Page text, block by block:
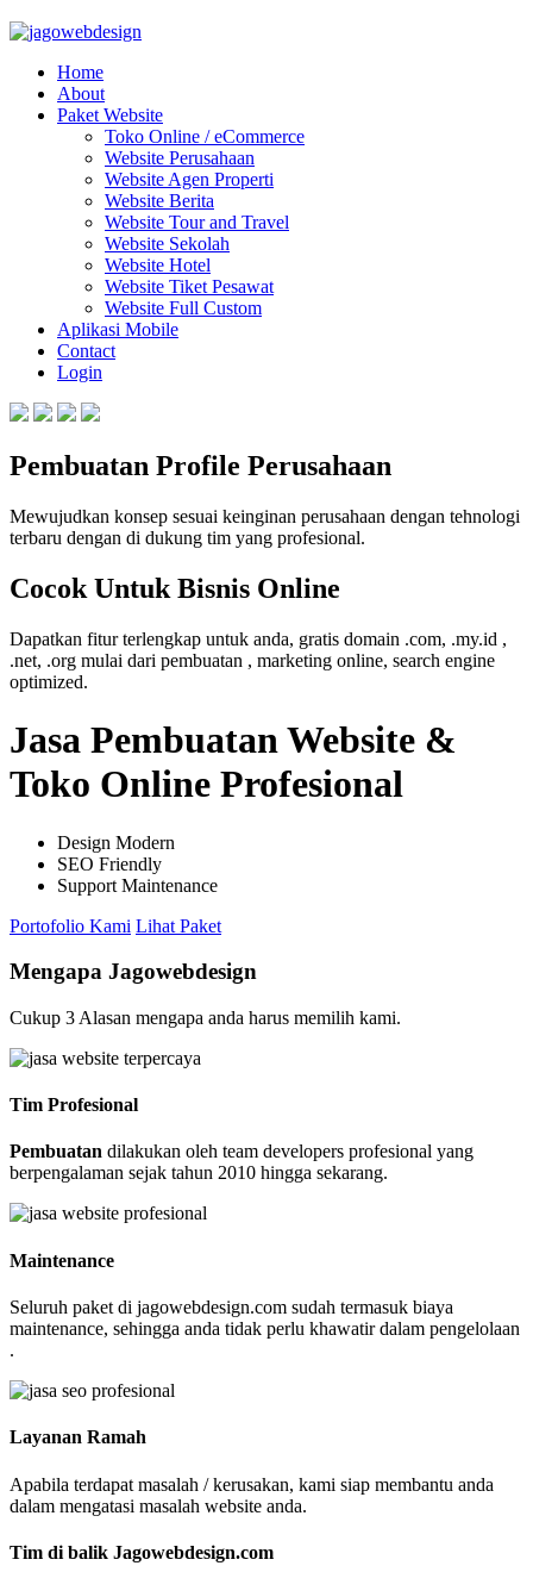
Home
About
Paket Website
Toko Online / eCommerce
Website Perusahaan
Website Agen Properti
Website Berita
Website Tour and Travel
Website Sekolah
Website Hotel
Website Tiket Pesawat
Website Full Custom
Aplikasi Mobile
Contact
Login
Pembuatan Profile Perusahaan
Mewujudkan konsep sesuai keinginan perusahaan dengan tehnologi
terbaru dengan di dukung tim yang profesional.
Cocok Untuk Bisnis Online
Dapatkan fitur terlengkap untuk anda, gratis domain .com, .my.id ,
.net, .org mulai dari pembuatan , marketing online, search engine
optimized.
Jasa Pembuatan Website &
Toko Online Profesional
Design Modern
SEO Friendly
Support Maintenance
Portofolio Kami Lihat Paket
Mengapa Jagowebdesign
Cukup 3 Alasan mengapa anda harus memilih kami.
Tim Profesional
Pembuatan dilakukan oleh team developers profesional yang
berpengalaman sejak tahun 2010 hingga sekarang.
Maintenance
Seluruh paket di jagowebdesign.com sudah termasuk biaya
maintenance, sehingga anda tidak perlu khawatir dalam pengelolaan
.
Layanan Ramah
Apabila terdapat masalah / kerusakan, kami siap membantu anda
dalam mengatasi masalah website anda.
Tim di balik Jagowebdesign.com